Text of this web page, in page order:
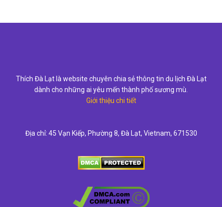
Thích Đà Lạt là website chuyên chia sẻ thông tin du lịch Đà Lạt
dành cho những ai yêu mến thành phố sương mù.
Giới thiệu chi tiết
Địa chỉ: 45 Vạn Kiếp, Phường 8, Đà Lạt, Vietnam, 671530